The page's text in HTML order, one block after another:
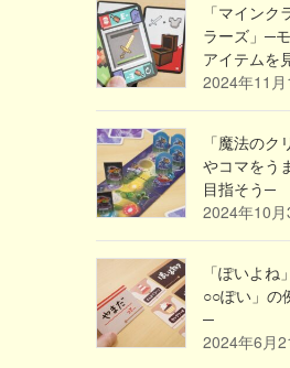
「マイン
ラーズ」─
アイテムを
2024年11月
「魔法の
やコマをう
目指そう─
2024年10月
「ぽいよ
○○ぽい」の
─
2024年6月